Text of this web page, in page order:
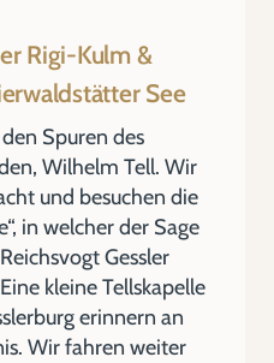
Rigi-Kulm &
See
Spuren des
Wilhelm Tell. Wir
und besuchen die
in welcher der Sage
Gessler
kleine Tellskapelle
erinnern an
Wir fahren weiter